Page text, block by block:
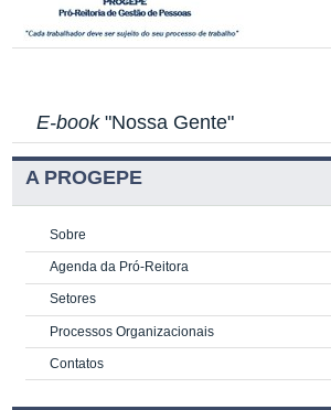
E-book"Nossa Gente"
A PROGEPE
Sobre
Agenda da Pró-Reitora
Setores
Processos Organizacionais
Contatos